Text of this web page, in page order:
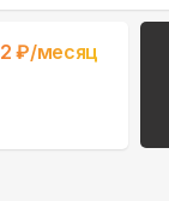
₽/месяц